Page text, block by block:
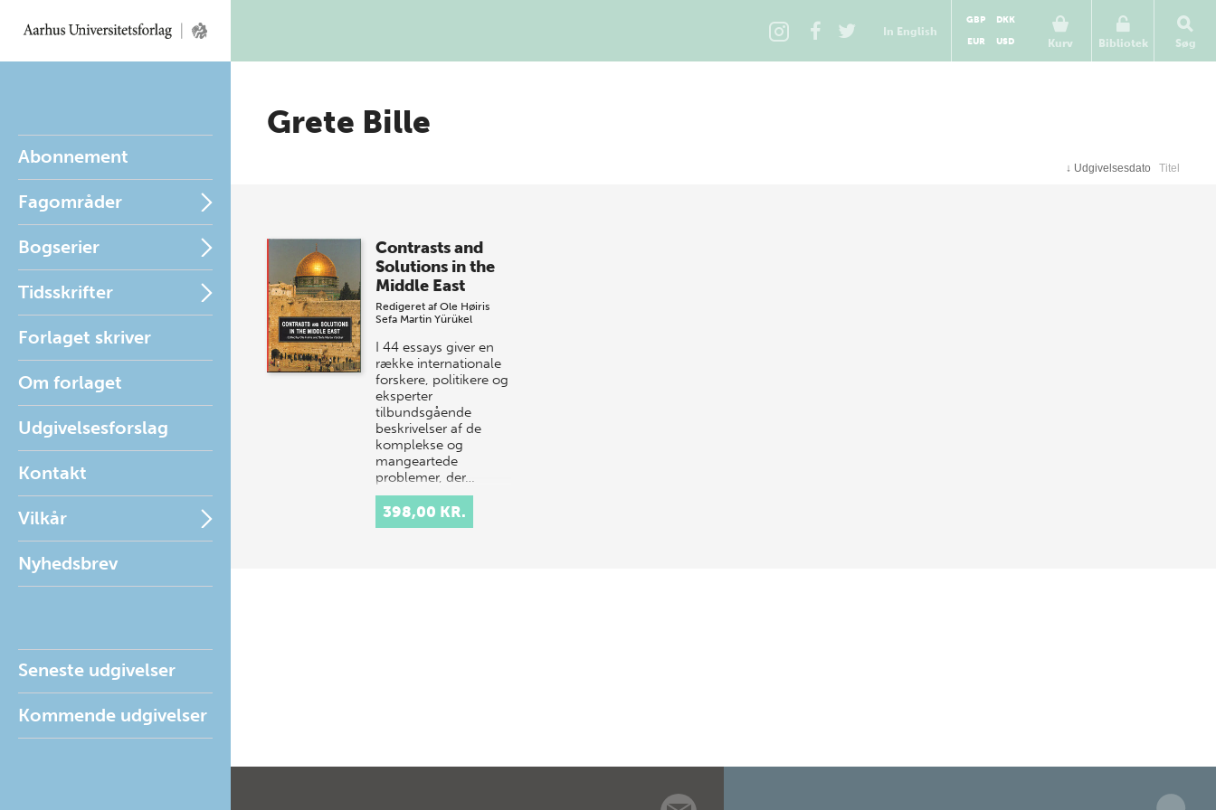
In English
Kurv
GBP
DKK
EUR
USD Bibliotek Søg
Abonnement
Fagområder
Bogserier
Tidsskrifter
Forlaget skriver
Om forlaget
Udgivelsesforslag
Kontakt
Vilkår
Nyhedsbrev
Seneste udgivelser
Kommende udgivelser
Grete Bille
↓ Udgivelsesdato Titel
Contrasts and
Solutions in the
Middle East
Redigeret af Ole Høiris
Sefa Martin Yürükel
I 44 essays giver en
række internationale
forskere, politikere og
eksperter
tilbundsgående
beskrivelser af de
komplekse og
mangeartede
problemer, der…
398,00 KR.